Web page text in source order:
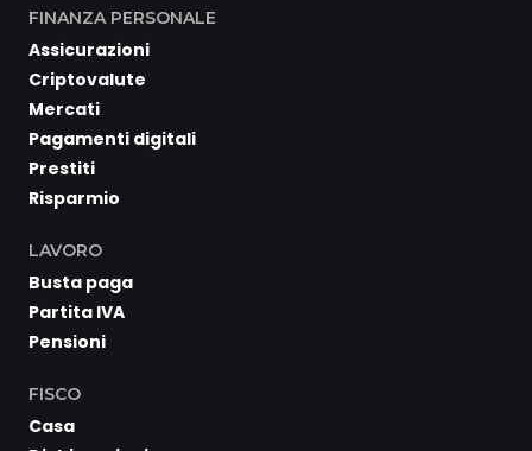
FINANZA PERSONALE
Assicurazioni
Criptovalute
Mercati
Pagamenti digitali
Prestiti
Risparmio
LAVORO
Busta paga
Partita IVA
Pensioni
FISCO
Casa